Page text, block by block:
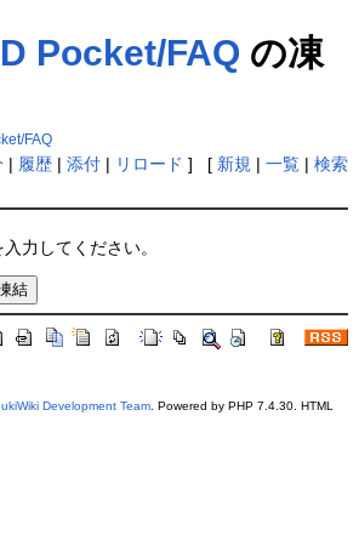
Pocket/FAQ の凍
FAQ
| 履歴| 添付| リロード ] [ 新規 | 一覧| 検索
力してください。
Development Team. Powered by PHP 7.4.30. HTML